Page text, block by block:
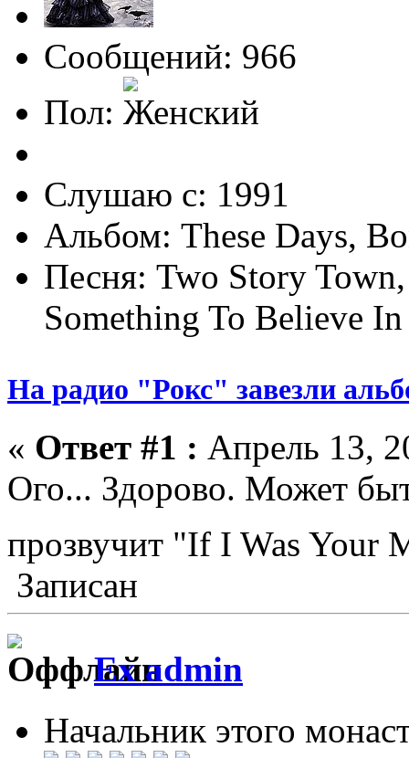
Сообщений: 966
Пол:
Слушаю с: 1991
Альбом: These Days,
Песня: Two Story
Something To Believe In
На радио "Рокс" завезли
« Ответ #1 : Апрель 13,
Ого... Здорово. Может
прозвучит "If I Was Your
Записан
Ex admin
Начальник этого